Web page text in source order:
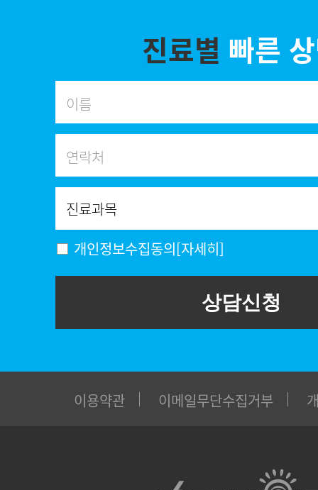
진료별 빠른
개인정보수집동의[자세히]
상담신청
이용약관 이메일무단수집거부